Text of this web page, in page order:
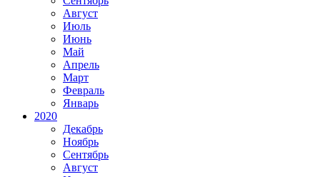
Август
Июль
Июнь
Май
Апрель
Март
Февраль
Январь
2020
Декабрь
Ноябрь
Сентябрь
Август